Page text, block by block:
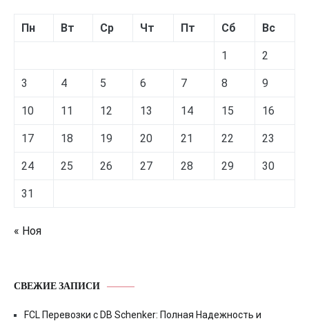
Пн Вт Ср Чт Пт Сб Вс
1 2
3 4 5 6 7 8 9
10 11 12 13 14 15 16
17 18 19 20 21 22 23
24 25 26 27 28 29 30
31
« Ноя
СВЕЖИЕ ЗАПИСИ
FCL Перевозки с DB Schenker: Полная Надежность и